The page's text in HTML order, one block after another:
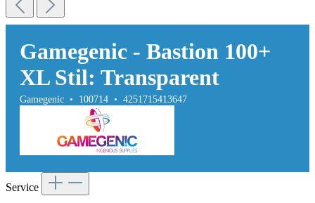
Gamegenic - Bastion 100+
XL Stil: Transparent
Gamegenic • 100714 • 4251715413647
Service